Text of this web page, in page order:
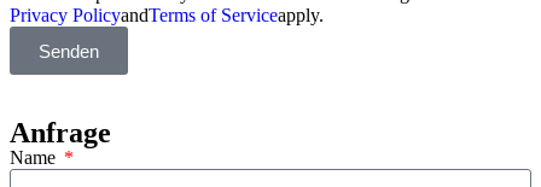
Privacy PolicyandTerms of Serviceapply.
Senden
Anfrage
Name